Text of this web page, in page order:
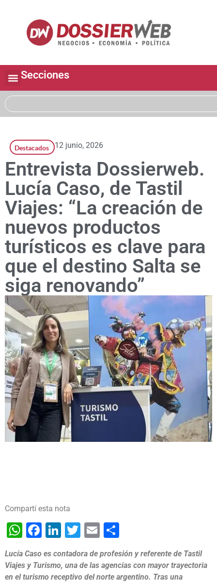
Secciones
Destacados 12 junio, 2026
Entrevista Dossierweb.
Lucía Caso, de Tastil
Viajes: “La creación de
nuevos productos
turísticos es clave para
que el destino Salta se
siga renovando”
Compartí esta nota
WhatsApp
Facebook
LinkedIn
Twitter
Email
Lucía Caso es contadora de profesión y referente de Tastil
Viajes y Turismo, una de las agencias con mayor trayectoria
en el turismo receptivo del norte argentino. Tras una